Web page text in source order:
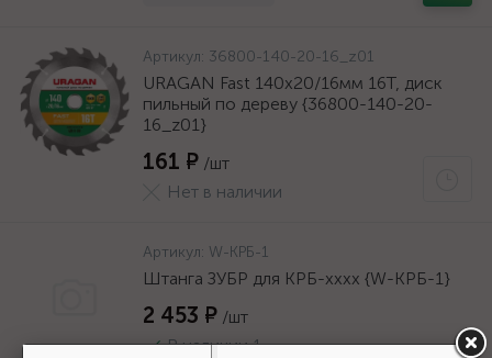
Артикул: 36800-140-20-16_z01
URAGAN Fast 140x20/16мм 16Т, диск
пильный по дереву {36800-140-20-
16_z01}
161 ₽ /шт
Нет в наличии
Артикул: W-КРБ-1
Штанга ЗУБР для КРБ-хххх {W-КРБ-1}
2 453 ₽ /шт
В наличии 1